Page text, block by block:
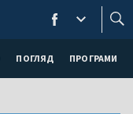
ПОГЛЯД ПРОГРАМИ